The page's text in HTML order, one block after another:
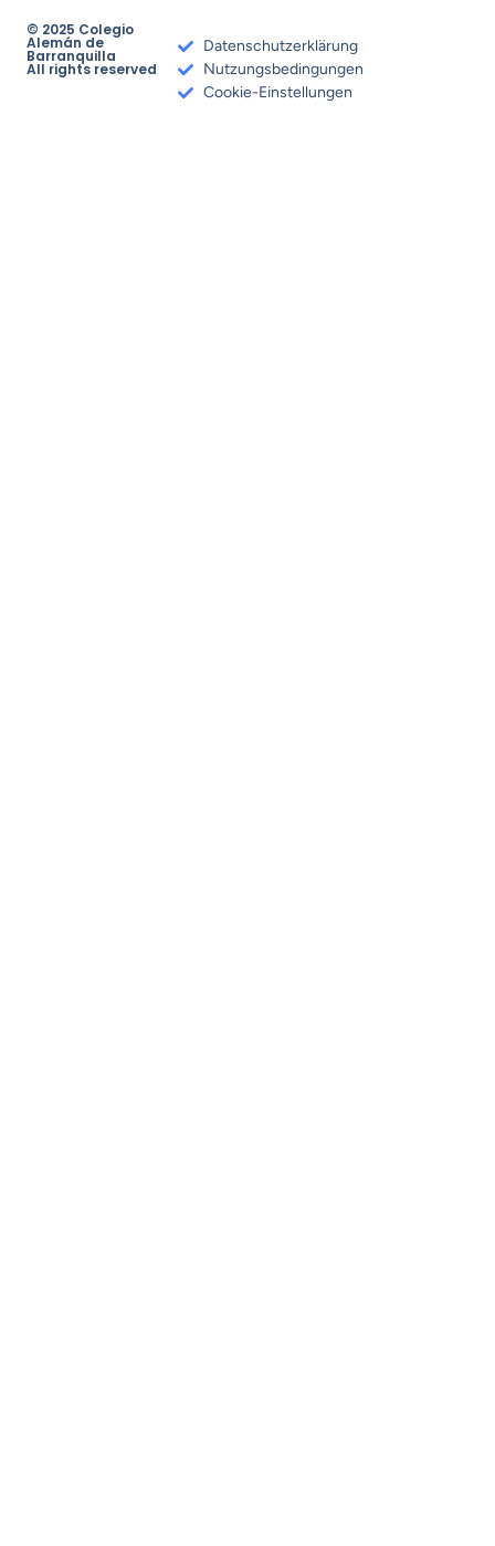
© 2025 Colegio
Alemán de
Barranquilla
All rights reserved
Datenschutzerklärung
Nutzungsbedingungen
Cookie-Einstellungen